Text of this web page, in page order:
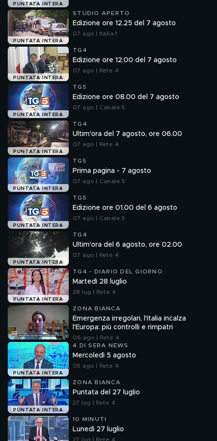
PUNTATA INTERA
PUNTATA INTERA
STUDIO APERTO
Edizione ore 12.25 del 7 agosto
07 ago | Italia 1
PUNTATA INTERA
TG4
Edizione ore 12.00 del 7 agosto
07 ago | Rete 4
PUNTATA INTERA
TG5
Edizione ore 08.00 del 7 agosto
07 ago | Canale 5
PUNTATA INTERA
TG4
Ultim'ora del 7 agosto, ore 06.00
07 ago | Rete 4
PUNTATA INTERA
TG5
Prima pagina - 7 agosto
07 ago | Canale 5
PUNTATA INTERA
TG5
Edizione ore 01.00 del 6 agosto
07 ago | Canale 5
PUNTATA INTERA
TG4
Ultim'ora del 6 agosto, ore 02.00
07 ago | Rete 4
PUNTATA INTERA
TG4 - DIARIO DEL GIORNO
Martedì 28 luglio
28 lug | Rete 4
ZONA BIANCA
Emergenza irregolari, l'Italia incalza
l'Europa: più controlli e rimpatri
06 ago | Rete 4
PUNTATA INTERA
4 DI SERA NEWS
Mercoledì 5 agosto
05 ago | Rete 4
PUNTATA INTERA
ZONA BIANCA
Puntata del 27 luglio
27 lug | Rete 4
10 MINUTI
Lunedì 27 luglio
27 lug | Rete 4